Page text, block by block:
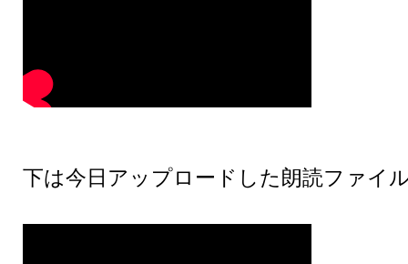
下は今日アップロードした朗読ファイ